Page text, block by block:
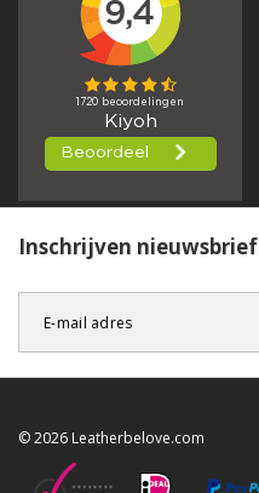
Inschrijven nieuwsbrief
© 2026 Leatherbelove.com